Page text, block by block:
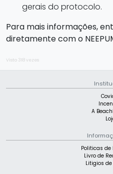
gerais do protocolo.
Para mais informações,
diretamente com o
Visto 318 vezes
A
Politicas de
Livro de
Litigios